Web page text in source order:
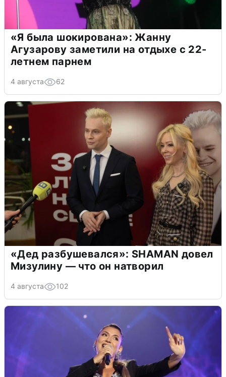
«Я была шокирована»: Жанну
Агузарову заметили на отдыхе с 22-
летнем парнем
4 августа 62
«Дед разбушевался»: SHAMAN довел
Мизулину — что он натворил
4 августа 102